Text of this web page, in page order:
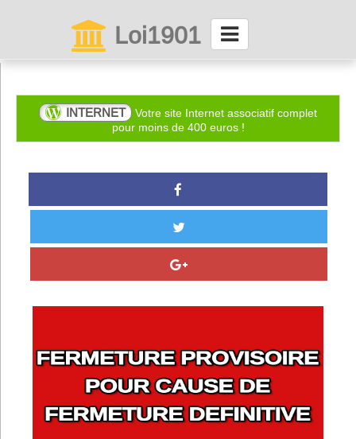
Loi1901
Connexion
Partager
Divers
INTERNET
Votre site Internet associatif complet
pour moins de 400 euros !